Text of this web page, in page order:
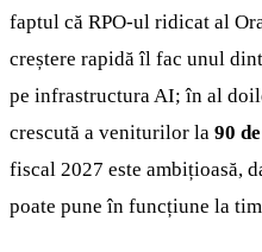
faptul că RPO-ul ridicat al
creștere rapidă îl fac unul
pe infrastructura AI; în al
crescută a veniturilor la 90
fiscal 2027 este ambițioasă,
poate pune în funcțiune la